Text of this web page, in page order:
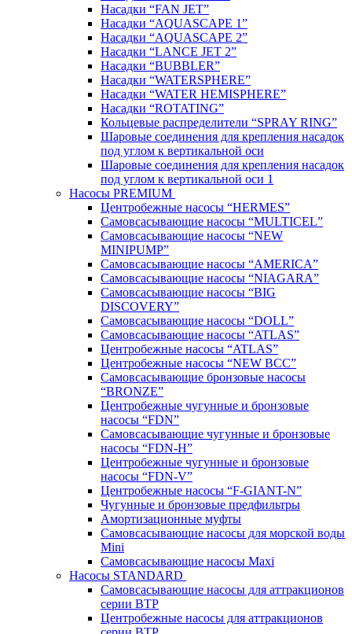
Насадки “FAN JET”
Насадки “AQUASCAPE 1”
Насадки “AQUASCAPE 2”
Насадки “LANCE JET 2”
Насадки “BUBBLER”
Насадки “WATERSPHERE”
Насадки “WATER HEMISPHERE”
Насадки “ROTATING”
Кольцевые распределители “SPRAY RING”
Шаровые соединения для крепления насадок
под углом к вертикальной оси
Шаровые соединения для крепления насадок
под углом к вертикальной оси 1
Насосы PREMIUM
Центробежные насосы “HERMES”
Самовсасывающие насосы “MULTICEL”
Самовсасывающие насосы “NEW
MINIPUMP”
Самовсасывающие насосы “AMERICA”
Самовсасывающие насосы “NIAGARA”
Самовсасывающие насосы “BIG
DISCOVERY”
Самовсасывающие насосы “DOLL”
Самовсасывающие насосы “ATLAS”
Центробежные насосы “ATLAS”
Центробежные насосы “NEW BCC”
Самовсасывающие бронзовые насосы
“BRONZE”
Центробежные чугунные и бронзовые
насосы “FDN”
Самовсасывающие чугунные и бронзовые
насосы “FDN-Н”
Центробежные чугунные и бронзовые
насосы “FDN-V”
Центробежные насосы “F-GIANT-N”
Чугунные и бронзовые предфильтры
Амортизационные муфты
Самовсасывающие насосы для морской воды
Mini
Самовсасывающие насосы Maxi
Насосы STANDARD
Самовсасывающие насосы для аттракционов
серии BTP
Центробежные насосы для аттракционов